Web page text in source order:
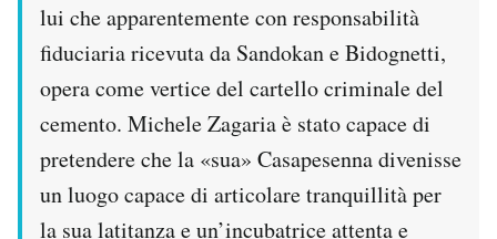
lui che apparentemente con responsabilità
fiduciaria ricevuta da Sandokan e Bidognetti,
opera come vertice del cartello criminale del
cemento. Michele Zagaria è stato capace di
pretendere che la «sua» Casapesenna divenisse
un luogo capace di articolare tranquillità per
la sua latitanza e un’incubatrice attenta e